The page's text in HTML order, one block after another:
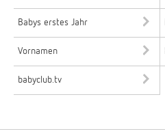
Babys erstes Jahr
Vornamen
babyclub.tv